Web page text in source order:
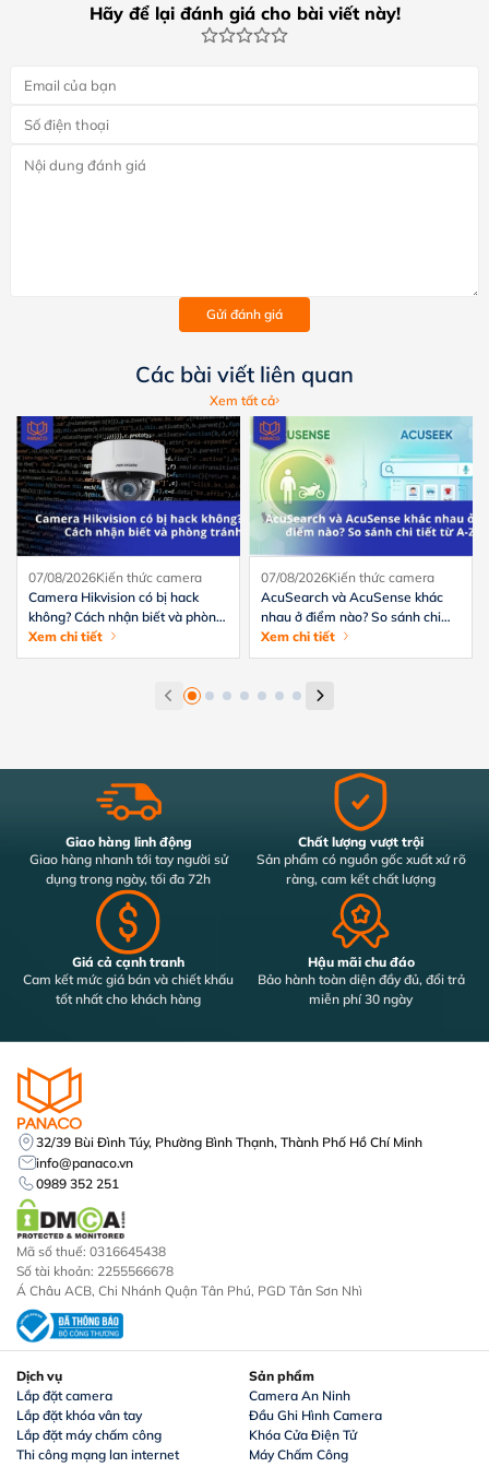
Hãy để lại đánh giá cho bài viết này!
Gửi đánh giá
Các bài viết liên quan
Xem tất cả
07/08/2026Kiến thức camera
Camera Hikvision có bị hack
không? Cách nhận biết và phòng
tránh hiệu quả
Xem chi tiết
07/08/2026Kiến thức camera
AcuSearch và AcuSense khác
nhau ở điểm nào? So sánh chi
tiết từ A-Z
Xem chi tiết
Giao hàng linh động
Giao hàng nhanh tới tay người sử
dụng trong ngày, tối đa 72h
Chất lượng vượt trội
Sản phẩm có nguồn gốc xuất xứ rõ
ràng, cam kết chất lượng
Giá cả cạnh tranh
Cam kết mức giá bán và chiết khấu
tốt nhất cho khách hàng
Hậu mãi chu đáo
Bảo hành toàn diện đầy đủ, đổi trả
miễn phí 30 ngày
Dịch vụ
Lắp đặt camera
Lắp đặt khóa vân tay
Lắp đặt máy chấm công
Thi công mạng lan internet
Sản phẩm
Camera An Ninh
Đầu Ghi Hình Camera
Khóa Cửa Điện Tử
Máy Chấm Công
32/39 Bùi Đình Túy, Phường Bình Thạnh, Thành Phố Hồ Chí Minh
info@panaco.vn
0989 352 251
Mã số thuế: 0316645438
Số tài khoản: 2255566678
Á Châu ACB, Chi Nhánh Quận Tân Phú, PGD Tân Sơn Nhì